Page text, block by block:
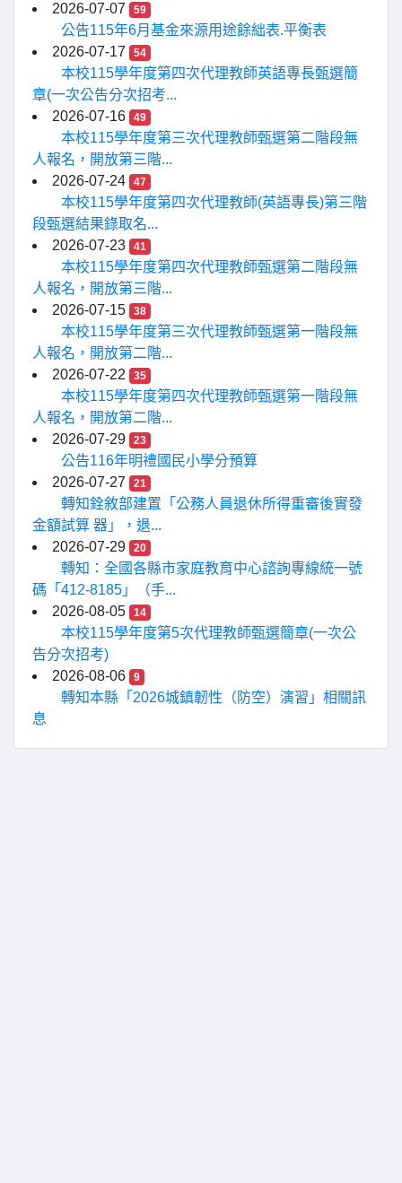
2026-07-07
59
公告115年6月基金來源用途餘絀表.平衡表
2026-07-17
54
本校115學年度第四次代理教師英語專長甄選簡
章(一次公告分次招考...
2026-07-16
49
本校115學年度第三次代理教師甄選第二階段無
人報名，開放第三階...
2026-07-24
47
本校115學年度第四次代理教師(英語專長)第三階
段甄選結果錄取名...
2026-07-23
41
本校115學年度第四次代理教師甄選第二階段無
人報名，開放第三階...
2026-07-15
38
本校115學年度第三次代理教師甄選第一階段無
人報名，開放第二階...
2026-07-22
35
本校115學年度第四次代理教師甄選第一階段無
人報名，開放第二階...
2026-07-29
23
公告116年明禮國民小學分預算
2026-07-27
21
轉知銓敘部建置「公務人員退休所得重審後實發
金額試算 器」，退...
2026-07-29
20
轉知：全國各縣市家庭教育中心諮詢專線統一號
碼「412-8185」（手...
2026-08-05
14
本校115學年度第5次代理教師甄選簡章(一次公
告分次招考)
2026-08-06
9
轉知本縣「2026城鎮韌性（防空）演習」相關訊
息